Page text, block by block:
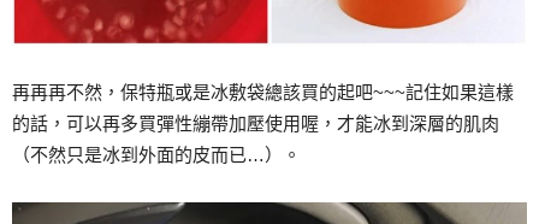
再再再不然，保特瓶或是冰敷袋總該買的起吧~~~記住如果這樣
的話，可以再多買彈性繃帶加壓使用喔，才能冰到深層的肌肉
（不然只是冰到外面的皮而已…）。